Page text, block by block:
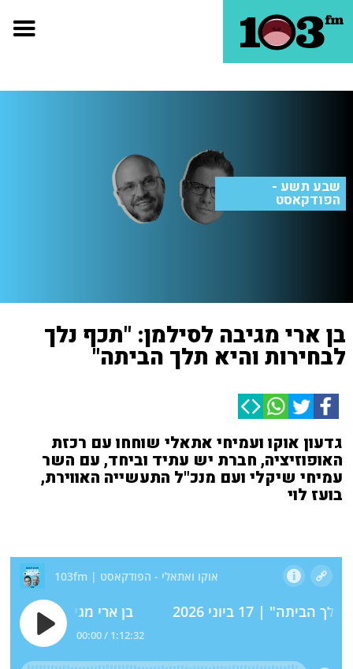
שבע תשע -
הפודקאסט
בן ארי מגיבה לסילמן: "תכף נלך
לבחירות והיא תלך הביתה"
גדעון אוקו ועמיחי אתאלי שוחחו עם רכזת
האופוזיציה, חברת יש עתיד וביחד, עם השר
עמיחי שיקלי ועם מנכ"ל התעשייה האווירת,
בועז לוי